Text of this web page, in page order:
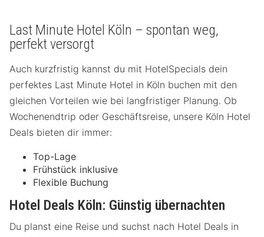
Last Minute Hotel Köln – spontan weg,
perfekt versorgt
Auch kurzfristig kannst du mit HotelSpecials dein
perfektes Last Minute Hotel in Köln buchen mit den
gleichen Vorteilen wie bei langfristiger Planung. Ob
Wochenendtrip oder Geschäftsreise, unsere Köln Hotel
Deals bieten dir immer:
Top-Lage
Frühstück inklusive
Flexible Buchung
Hotel Deals Köln: Günstig übernachten
Du planst eine Reise und suchst nach Hotel Deals in